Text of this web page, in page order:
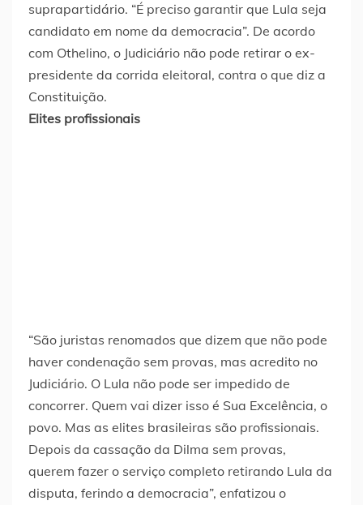
suprapartidário. “É preciso garantir que Lula seja
candidato em nome da democracia”. De acordo
com Othelino, o Judiciário não pode retirar o ex-
presidente da corrida eleitoral, contra o que diz a
Constituição.
Elites profissionais
“São juristas renomados que dizem que não pode
haver condenação sem provas, mas acredito no
Judiciário. O Lula não pode ser impedido de
concorrer. Quem vai dizer isso é Sua Excelência, o
povo. Mas as elites brasileiras são profissionais.
Depois da cassação da Dilma sem provas,
querem fazer o serviço completo retirando Lula da
disputa, ferindo a democracia”, enfatizou o